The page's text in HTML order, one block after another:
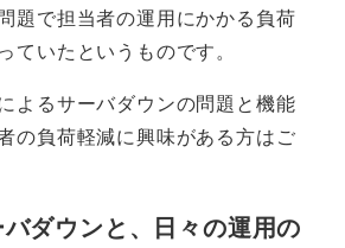
題で担当者の運用にかかる負荷
ていたというものです。
よるサーバダウンの問題と機能
の負荷軽減に興味がある方はご
ダウンと、日々の運用の